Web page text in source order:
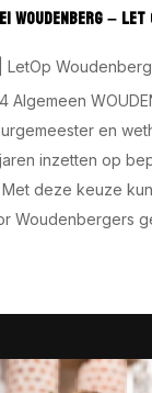
WOUDENBERG – LET
LetOp Woudenberg
Algemeen
en
inzetten op
deze keuze
Woudenbergers